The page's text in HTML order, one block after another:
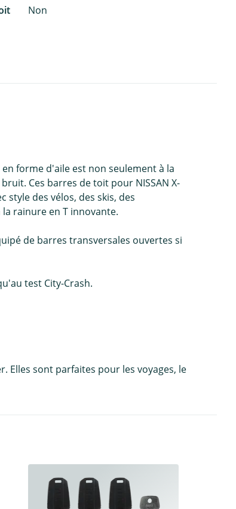
Non
en forme d'aile est non seulement à la
Ces barres de toit pour NISSAN X-
des vélos, des skis, des
rainure en T innovante.
de barres transversales ouvertes si
test City-Crash.
Elles sont parfaites pour les voyages, le